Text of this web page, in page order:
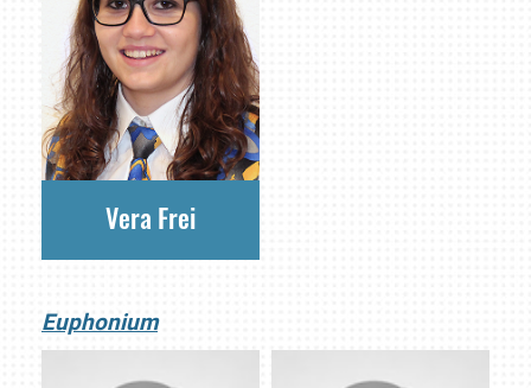
Vera Frei
Euphonium